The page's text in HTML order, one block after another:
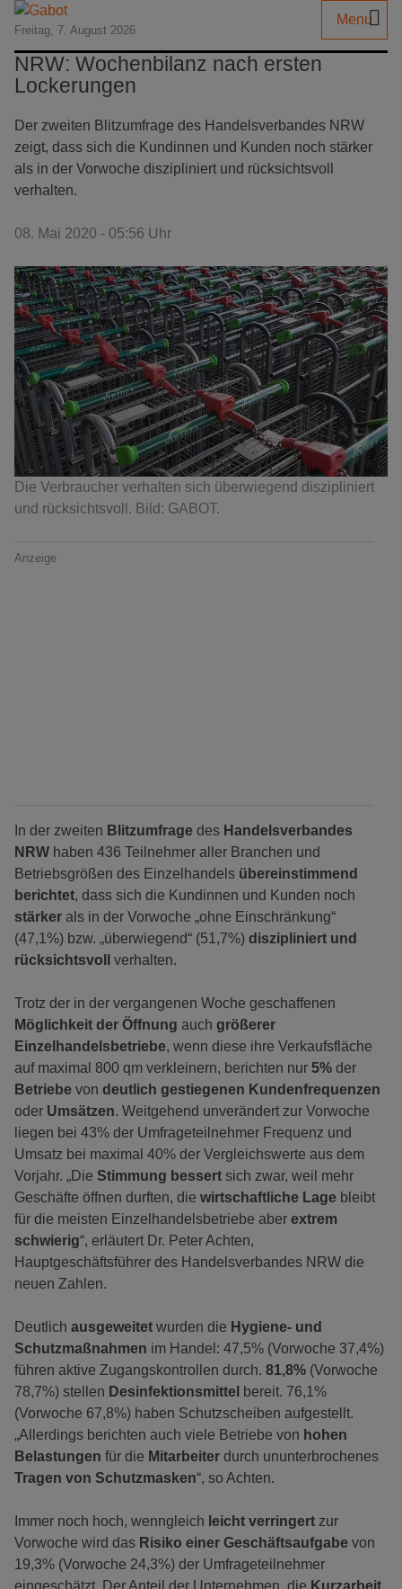
Freitag, 7. August 2026
Menu
NRW: Wochenbilanz nach ersten
Lockerungen
Der zweiten Blitzumfrage des Handelsverbandes NRW
zeigt, dass sich die Kundinnen und Kunden noch stärker
als in der Vorwoche diszipliniert und rücksichtsvoll
verhalten.
08. Mai 2020 - 05:56 Uhr
Die Verbraucher verhalten sich überwiegend diszipliniert
und rücksichtsvoll. Bild: GABOT.
Anzeige
In der zweiten Blitzumfrage des Handelsverbandes
NRW haben 436 Teilnehmer aller Branchen und
Betriebsgrößen des Einzelhandels übereinstimmend
berichtet, dass sich die Kundinnen und Kunden noch
stärker als in der Vorwoche „ohne Einschränkung“
(47,1%) bzw. „überwiegend“ (51,7%) diszipliniert und
rücksichtsvoll verhalten.
Trotz der in der vergangenen Woche geschaffenen
Möglichkeit der Öffnung auch größerer
Einzelhandelsbetriebe, wenn diese ihre Verkaufsfläche
auf maximal 800 qm verkleinern, berichten nur 5% der
Betriebe von deutlich gestiegenen Kundenfrequenzen
oder Umsätzen. Weitgehend unverändert zur Vorwoche
liegen bei 43% der Umfrageteilnehmer Frequenz und
Umsatz bei maximal 40% der Vergleichswerte aus dem
Vorjahr. „Die Stimmung bessert sich zwar, weil mehr
Geschäfte öffnen durften, die wirtschaftliche Lage bleibt
für die meisten Einzelhandelsbetriebe aber extrem
schwierig“, erläutert Dr. Peter Achten,
Hauptgeschäftsführer des Handelsverbandes NRW die
neuen Zahlen.
Deutlich ausgeweitet wurden die Hygiene- und
Schutzmaßnahmen im Handel: 47,5% (Vorwoche 37,4%)
führen aktive Zugangskontrollen durch. 81,8% (Vorwoche
78,7%) stellen Desinfektionsmittel bereit. 76,1%
(Vorwoche 67,8%) haben Schutzscheiben aufgestellt.
„Allerdings berichten auch viele Betriebe von hohen
Belastungen für die Mitarbeiter durch ununterbrochenes
Tragen von Schutzmasken“, so Achten.
Immer noch hoch, wenngleich leicht verringert zur
Vorwoche wird das Risiko einer Geschäftsaufgabe von
19,3% (Vorwoche 24,3%) der Umfrageteilnehmer